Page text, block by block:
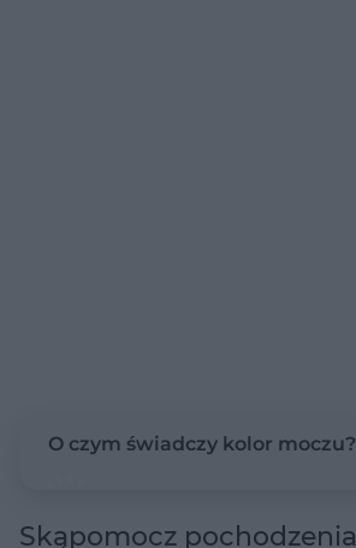
O czym świadczy kolor moczu?
Skąpomocz pochodzenia